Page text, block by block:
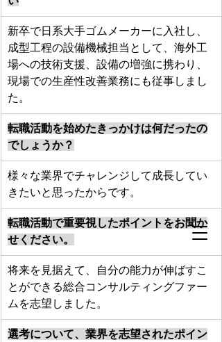
新卒で日系大手ゴムメーカーに入社し、
成型工程の設備機械担当として、海外工
場への技術支援、設備の増強に携わり、
現場での生産性改善業務にも従事しまし
た。
転職活動を始めたきっかけは何だったの
でしょうか？
様々な業界でチャレンジして成長してい
きたいと思ったからです。
転職活動で重要視したポイントをお聞か
せください。
将来を見据えて、自分の能力が伸ばすこ
とができる総合コンサルティングファー
ムを志望しました。
選考について、業界を志望されたポイン